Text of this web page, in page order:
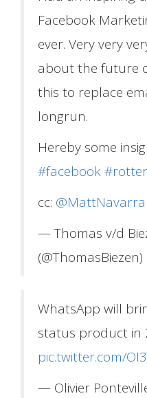
Facebook
ever. Very very
about the future
this to replace
longrun.
Hereby some
#facebook
cc: @MattNavarra
— Thomas v/d
(@ThomasBiezen)
WhatsApp will
status product in
pic.twitter.com/
— Olivier